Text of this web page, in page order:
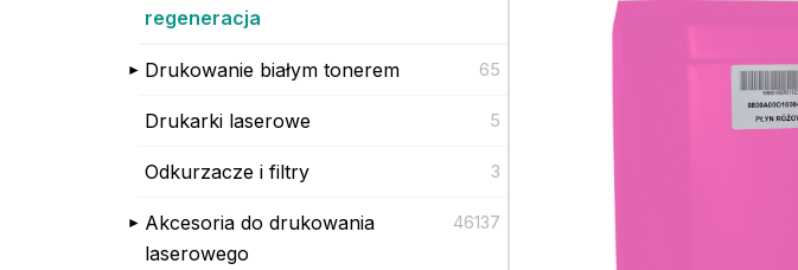
regeneracja
Drukowanie białym tonerem 65
Drukarki laserowe 5
Odkurzacze i filtry 3
Akcesoria do drukowania
laserowego
46137